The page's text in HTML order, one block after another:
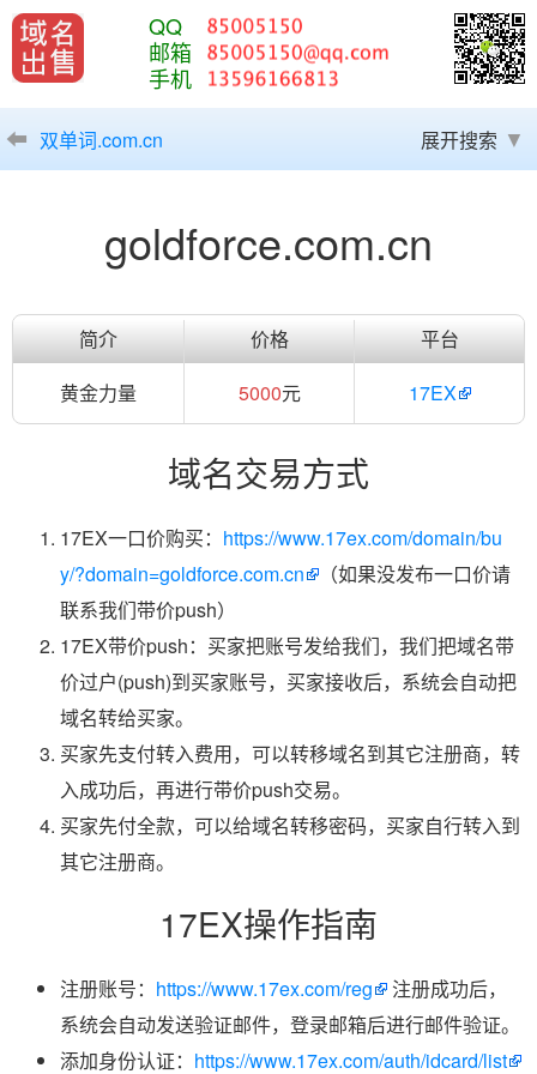
QQ
邮箱
手机
双单词.com.cn 展开搜索
goldforce.com.cn
简介 价格
平台
黄金力量
5000元 17EX
域名交易方式
17EX一口价购买： https://www.17ex.com/domain/bu
y/?domain=goldforce.com.cn
（如果没发布一口价请
联系我们带价push）
17EX带价push：买家把账号发给我们，我们把域名带
价过户(push)到买家账号，买家接收后，系统会自动把
域名转给买家。
买家先支付转入费用，可以转移域名到其它注册商，转
入成功后，再进行带价push交易。
买家先付全款，可以给域名转移密码，买家自行转入到
其它注册商。
17EX操作指南
注册账号： https://www.17ex.com/reg
注册成功后，
系统会自动发送验证邮件，登录邮箱后进行邮件验证。
添加身份认证： https://www.17ex.com/auth/idcard/list